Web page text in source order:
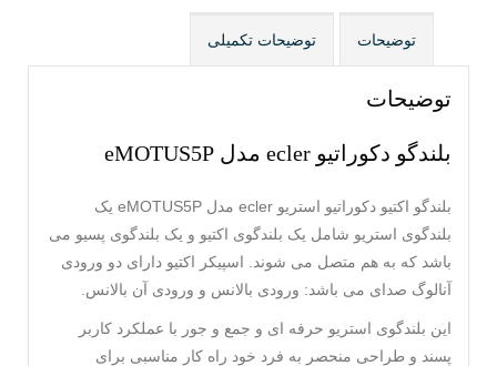
توضیحات توضیحات تکمیلی
توضیحات
بلندگو دکوراتیو ecler مدل eMOTUS5P
بلندگو اکتیو دکوراتیو استریو ecler مدل eMOTUS5P یک
بلندگوی استریو شامل یک بلندگوی اکتیو و یک بلندگوی پسیو می
باشد که به هم متصل می شوند. اسپیکر اکتیو دارای دو ورودی
آنالوگ صدای می باشد: ورودی بالانس و ورودی آن بالانس.
این بلندگوی استریو حرفه ای و جمع و جور با عملکرد کاربر
پسند و طراحی منحصر به فرد خود راه کار مناسبی برای